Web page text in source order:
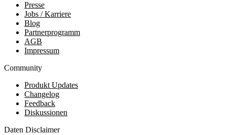
Presse
Jobs / Karriere
Blog
Partnerprogramm
AGB
Impressum
Community
Produkt Updates
Changelog
Feedback
Diskussionen
Daten Disclaimer